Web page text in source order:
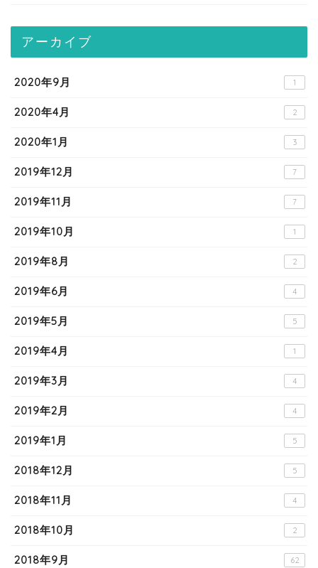
アーカイブ
2020年9月 1
2020年4月 2
2020年1月 3
2019年12月 7
2019年11月 7
2019年10月 1
2019年8月 2
2019年6月 4
2019年5月 5
2019年4月 1
2019年3月 4
2019年2月 4
2019年1月 5
2018年12月 5
2018年11月 4
2018年10月 2
2018年9月 62